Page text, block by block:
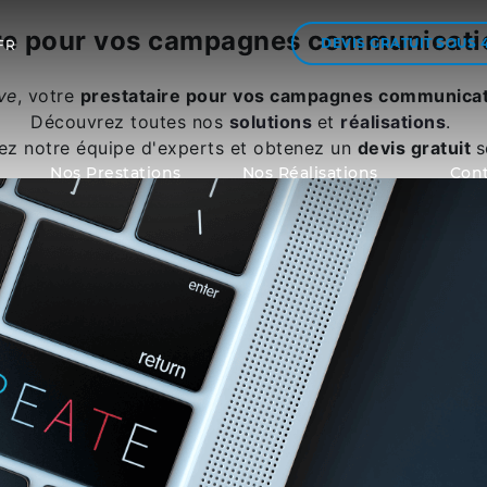
DEVIS GRATUITSOUS
Nos Prestations Nos Réalisations
pour vos campagnes
, votre prestataire pour vos campagnes
Découvrez toutes nos solutions et réalisations.
notre équipe d'experts et obtenez un devis gratuit